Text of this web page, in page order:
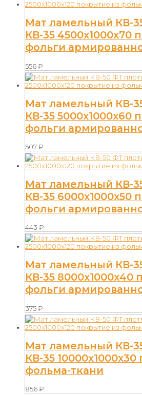
Мат ламельный КВ-
КВ-35 4500х1000х70
фольги
556₽
Мат ламельный КВ-
КВ-35 5000х1000х60
фольги
507₽
Мат ламельный КВ-
КВ-35 6000х1000х50
фольги
443 ₽
Мат ламельный КВ-
КВ-35 8000х1000х40
фольги
375₽
Мат ламельный КВ-
КВ-35
фольма-ткани
856₽